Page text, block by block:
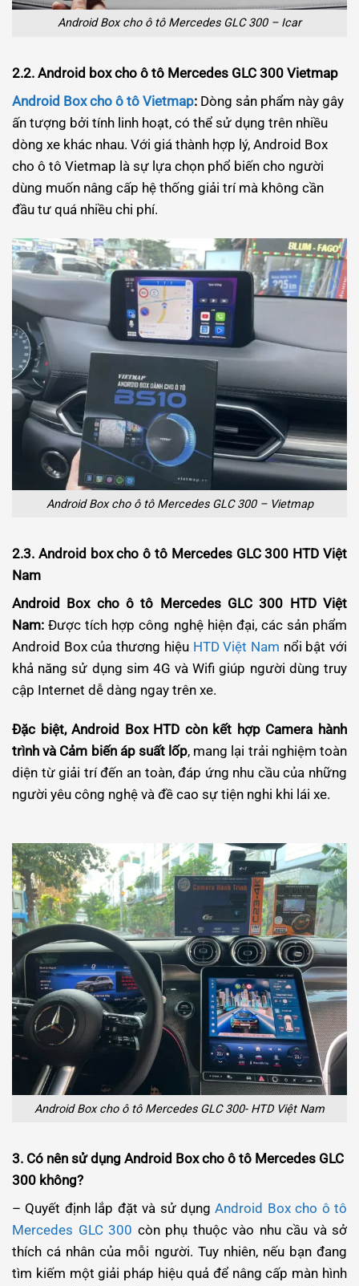
Android Box cho ô tô Mercedes GLC 300 – Icar
2.2. Android box cho ô tô Mercedes GLC 300 Vietmap
Android Box cho ô tô Vietmap: Dòng sản phẩm này gây
ấn tượng bởi tính linh hoạt, có thể sử dụng trên nhiều
dòng xe khác nhau. Với giá thành hợp lý, Android Box
cho ô tô Vietmap là sự lựa chọn phổ biến cho người
dùng muốn nâng cấp hệ thống giải trí mà không cần
đầu tư quá nhiều chi phí.
Android Box cho ô tô Mercedes GLC 300 – Vietmap
2.3. Android box cho ô tô Mercedes GLC 300 HTD Việt
Nam
Android Box cho ô tô Mercedes GLC 300 HTD Việt
Nam:Được tích hợp công nghệ hiện đại, các sản phẩm
Android Box của thương hiệu HTD Việt Nam nổi bật với
khả năng sử dụng sim 4G và Wifi giúp người dùng truy
cập Internet dễ dàng ngay trên xe.
Đặc biệt, Android Box HTD còn kết hợp Camera hành
trình và Cảm biến áp suất lốp, mang lại trải nghiệm toàn
diện từ giải trí đến an toàn, đáp ứng nhu cầu của những
người yêu công nghệ và đề cao sự tiện nghi khi lái xe.
Android Box cho ô tô Mercedes GLC 300- HTD Việt Nam
3. Có nên sử dụng Android Box cho ô tô Mercedes GLC
300 không?
– Quyết định lắp đặt và sử dụngAndroid Box cho ô tô
Mercedes GLC 300 còn phụ thuộc vào nhu cầu và sở
thích cá nhân của mỗi người. Tuy nhiên, nếu bạn đang
tìm kiếm một giải pháp hiệu quả để nâng cấp màn hình